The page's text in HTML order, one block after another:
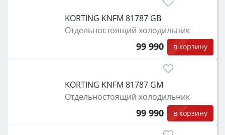
KORTING KNFM 81787 GB
Отдельностоящий холодильник
99 990 в корзину
KORTING KNFM 81787 GM
Отдельностоящий холодильник
99 990 в корзину